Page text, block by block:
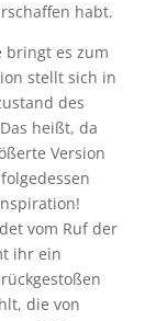
habt.
bringt es zum
stellt sich in
des
heißt, da
Version
vom Ruf der
ihr ein
die von